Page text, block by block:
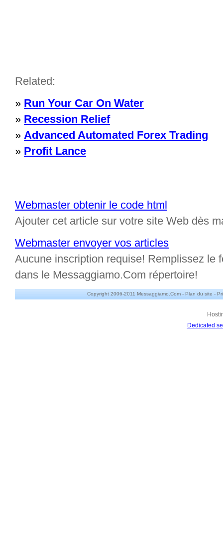
Related:
» Run Your Car On Water
» Recession Relief
» Advanced Automated Forex Trading
» Profit Lance
Webmaster obtenir le code html
Ajouter cet article sur votre site Web dès
Webmaster envoyer vos articles
Aucune inscription requise! Remplissez le
dans le Messaggiamo.Com répertoire!
Copyright 2006-2011 Messaggiamo.Com - Plan du site -
Dedicated